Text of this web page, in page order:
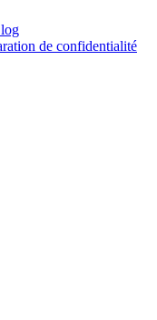
de confidentialité